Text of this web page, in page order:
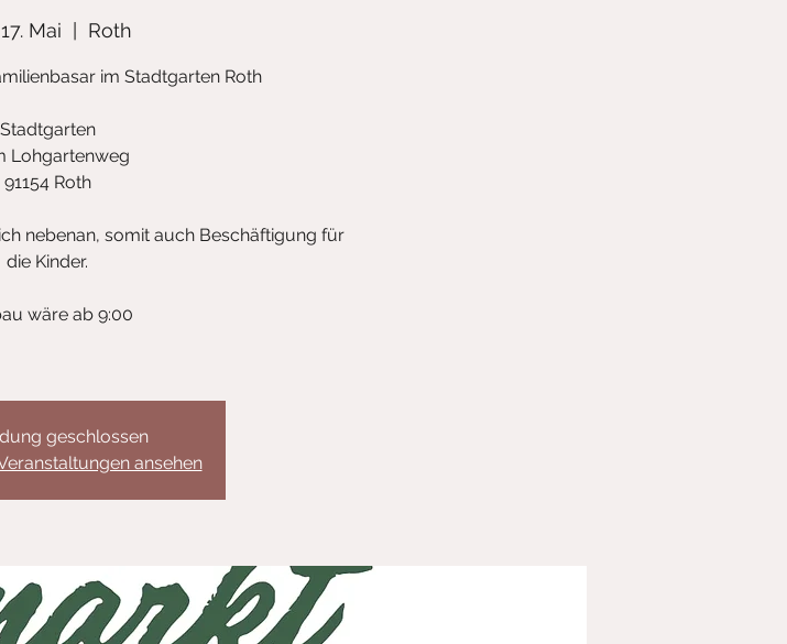
Mai
  |
Roth
im Stadtgarten Roth
Stadtgarten
Lohgartenweg
91154 Roth
nebenan, somit auch Beschäftigung für
die Kinder.
wäre ab 9:00
geschlossen
ansehen